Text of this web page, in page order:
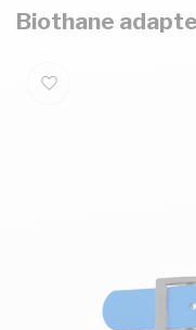
Biothane